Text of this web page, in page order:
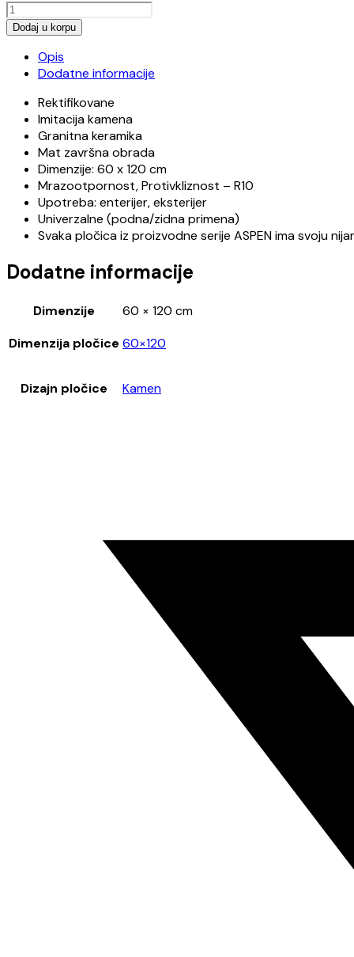
ASPEN
ROCK
60x120
RETT
Dodaj u korpu
Opis
Dodatne informacije
Rektifikovane
Imitacija kamena
Granitna keramika
Mat završna obrada
Dimenzije: 60 x 120 cm
Mrazootpornost, Protivkliznost – R10
Upotreba: enterijer, eksterijer
Univerzalne (podna/zidna primena)
Svaka pločica iz proizvodne serije ASPEN ima svoju
Dodatne informacije
Dimenzije
60 × 120 cm
Dimenzija pločice 60×120
Dizajn pločice Kamen